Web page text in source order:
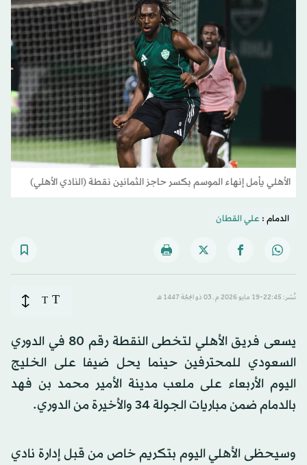
الأهلي يأمل إنهاء الموسم بكسر حاجز الثمانين نقطة (النادي الأهلي)
الدمام : علي القطان
نُشر: 22:45-19 مايو 2026 م ـ 03 ذو الحِجّة 1447 هـ T
T
يسعى فريق الأهلي لتخطى النقطة رقم 80 في الدوري
السعودي للمحترفين حينما يحل ضيفا على الخليج
اليوم الأربعاء على ملعب مدينة الأمير محمد بن فهد
بالدمام ضمن مباريات الجولة 34 والأخيرة من الدوري.
وسيحظى الأهلي اليوم بتكريم خاص من قبل إدارة نادي